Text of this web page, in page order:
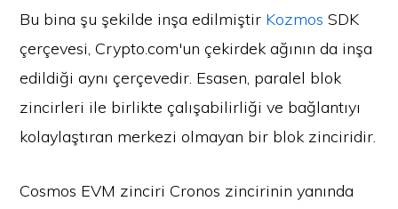
Bu bina şu şekilde inşa edilmiştir Kozmos SDK
çerçevesi, Crypto.com'un çekirdek ağının da inşa
edildiği aynı çerçevedir. Esasen, paralel blok
zincirleri ile birlikte çalışabilirliği ve bağlantıyı
kolaylaştıran merkezi olmayan bir blok zinciridir.
Cosmos EVM zinciri Cronos zincirinin yanında